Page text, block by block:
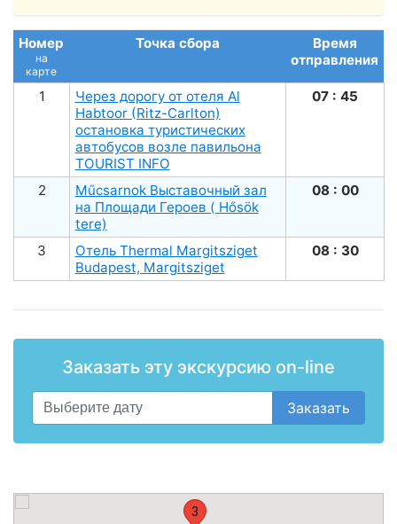
Номер
на
карте
Точка сбора
Время
отправления
1
Через дорогу от отеля Al
Habtoor (Ritz-Carlton)
остановка туристических
автобусов возле павильона
TOURIST INFO
07 : 45
2
Műсsarnok Выставочный зал
на Площади Героев ( Hősök
tere)
08 : 00
3
Отель Thermal Margitsziget
Budapest, Margitsziget
08 : 30
Заказать эту экскурсию on-line
Заказать
3